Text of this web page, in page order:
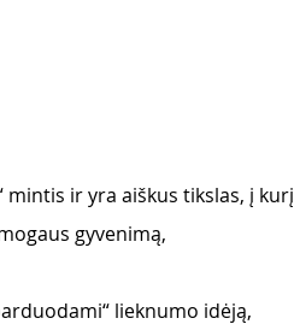
mintis ir yra aiškus tikslas, į kurį
gyvenimą,
lieknumo idėją,